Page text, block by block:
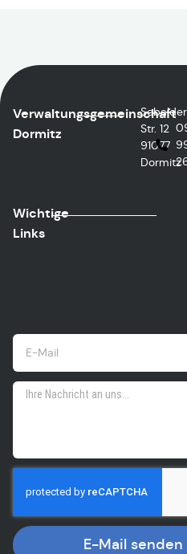
Verwaltungsgemeinschaft
Dormitz
Sebalder
Str. 12
91077
Dormitz
Wichtige
Links
E-Mail senden